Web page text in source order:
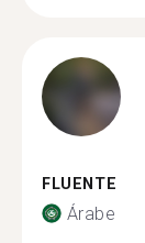
FLUENTE
Árabe